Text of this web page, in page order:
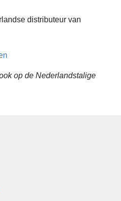
distributeur van
op de Nederlandstalige